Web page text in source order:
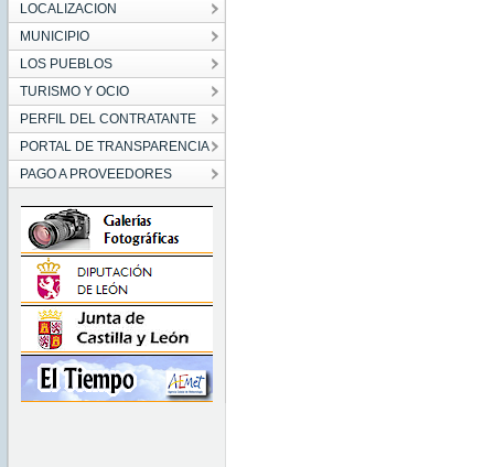
LOCALIZACION
MUNICIPIO
LOS PUEBLOS
TURISMO Y OCIO
PERFIL DEL CONTRATANTE
PORTAL DE TRANSPARENCIA
PAGO A PROVEEDORES